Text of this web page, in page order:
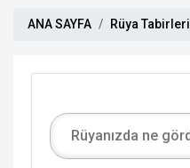
ANA SAYFA Rüya Tabirleri